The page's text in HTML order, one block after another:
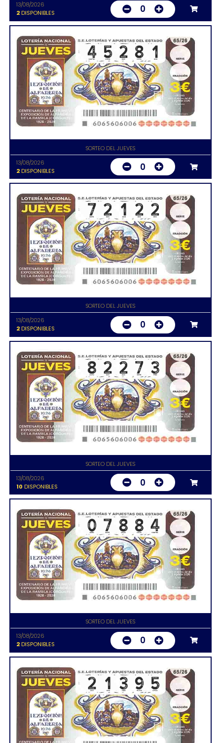
13/08/2026
2DISPONIBLES 0
SORTEO DEL JUEVES
13/08/2026
2DISPONIBLES 0
SORTEO DEL JUEVES
13/08/2026
2DISPONIBLES 0
SORTEO DEL JUEVES
13/08/2026
10 DISPONIBLES 0
SORTEO DEL JUEVES
13/08/2026
2DISPONIBLES 0